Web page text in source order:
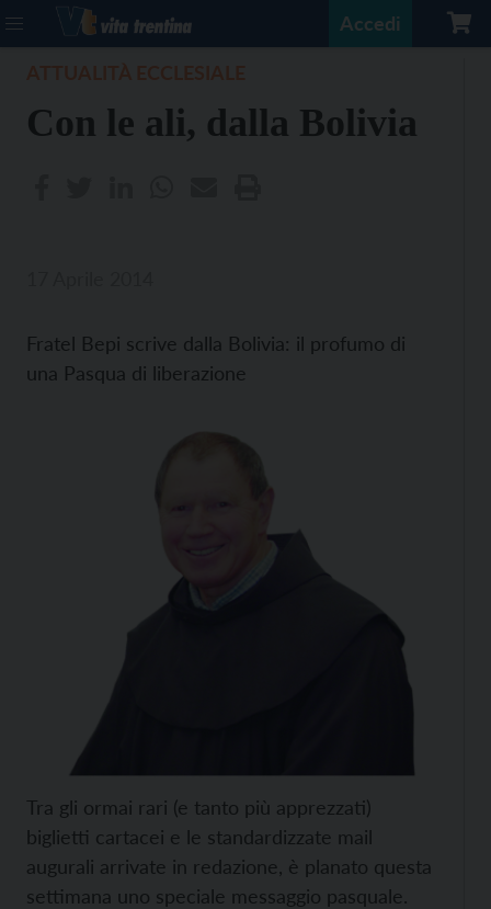
Accedi
Con le ali, dalla Bolivia
Fratel Bepi scrive dalla Bolivia: il profumo di
una Pasqua di liberazione
Tra gli ormai rari (e tanto più apprezzati)
biglietti cartacei e le standardizzate mail
augurali arrivate in redazione, è planato questa
settimana uno speciale messaggio pasquale.